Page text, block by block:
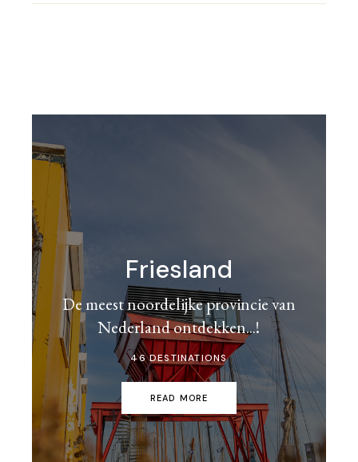
Friesland
De meest noordelijke provincie van
Nederland ontdekken...!
46 DESTINATIONS
READ MORE